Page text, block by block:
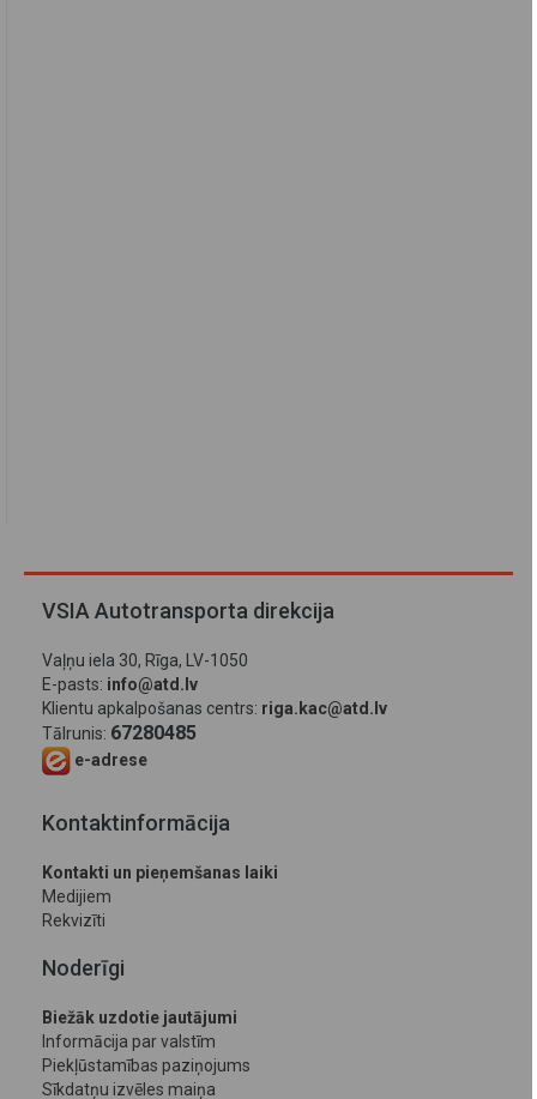
VSIA Autotransporta direkcija
Vaļņu iela 30, Rīga, LV-1050
E-pasts: info@atd.lv
Klientu apkalpošanas centrs: riga.kac@atd.lv
Tālrunis: 67280485
e-adrese
Kontaktinformācija
Kontakti un pieņemšanas laiki
Medijiem
Rekvizīti
Noderīgi
Biežāk uzdotie jautājumi
Informācija par valstīm
Piekļūstamības paziņojums
Sīkdatņu izvēles maiņa